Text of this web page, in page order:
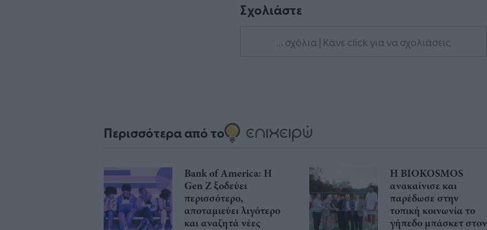
Σχολιάστε
... σχόλια | Κάνε click για να σχολιάσεις
Περισσότερα από το
Bank of America: Η
Gen Z ξoδεύει
περισσότερο,
αποταμιεύει λιγότερο
και αναζητά νέες
Η BIOKOSMOS
ανακαίνισε και
παρέδωσε στην
τοπική κοινωνία το
γήπεδο μπάσκετ στον